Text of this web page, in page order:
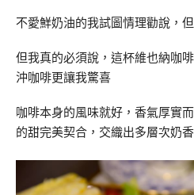
不愛鮮奶油的我試圖情理勸說，
但我真的必須說，這杯維也納咖
沖咖啡更讓我驚喜
咖啡本身的風味就好，香氣厚實
的甜完美契合，交織出多層次奶